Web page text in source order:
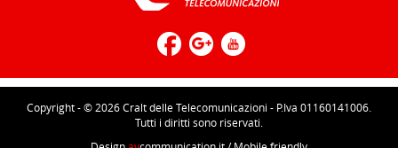
Copyright - © 2026 Cralt delle Telecomunicazioni - P.Iva 01160141006.
Tutti i diritti sono riservati.